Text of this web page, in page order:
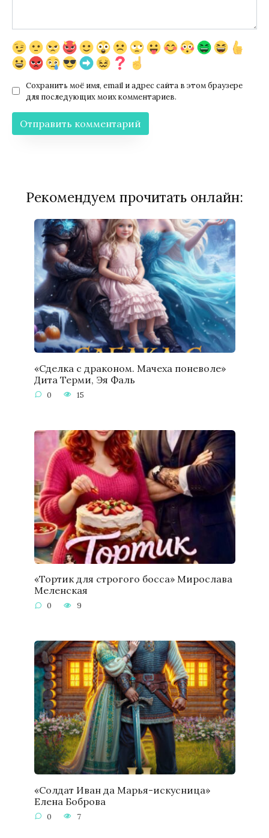
Сохранить моё имя, email и адрес сайта в этом браузере
для последующих моих комментариев.
Рекомендуем прочитать онлайн:
«Сделка с драконом. Мачеха поневоле»
Дита Терми, Эя Фаль
0 15
«Тортик для строгого босса» Мирослава
Меленская
0 9
«Солдат Иван да Марья-искусница»
Елена Боброва
0 7